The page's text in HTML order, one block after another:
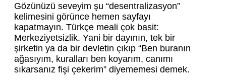
Gözünüzü seveyim şu “desentralizasyon”
kelimesini görünce hemen sayfayı
kapatmayın. Türkçe meali çok basit:
Merkeziyetsizlik. Yani bir dayının, tek bir
şirketin ya da bir devletin çıkıp “Ben buranın
ağasıyım, kuralları ben koyarım, canımı
sıkarsanız fişi çekerim” diyememesi demek.